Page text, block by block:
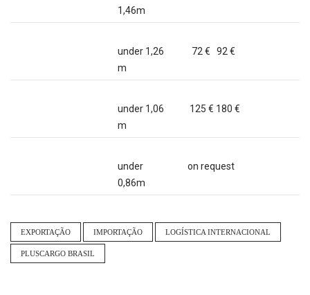
1,46m
under 1,26
m
72 € 92 €
under 1,06
m
125 € 180 €
under
0,86m
on request
EXPORTAÇÃO IMPORTAÇÃO LOGÍSTICA INTERNACIONAL
PLUSCARGO BRASIL